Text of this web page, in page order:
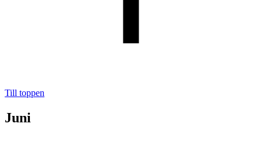
Till toppen
Juni